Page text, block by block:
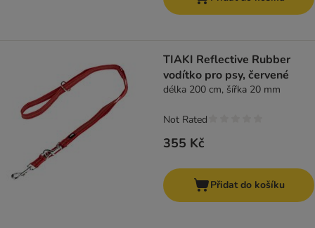
TIAKI Reflective Rubber
vodítko pro psy, červené
délka 200 cm, šířka 20 mm
355 Kč
Not Rated
Přidat do košíku